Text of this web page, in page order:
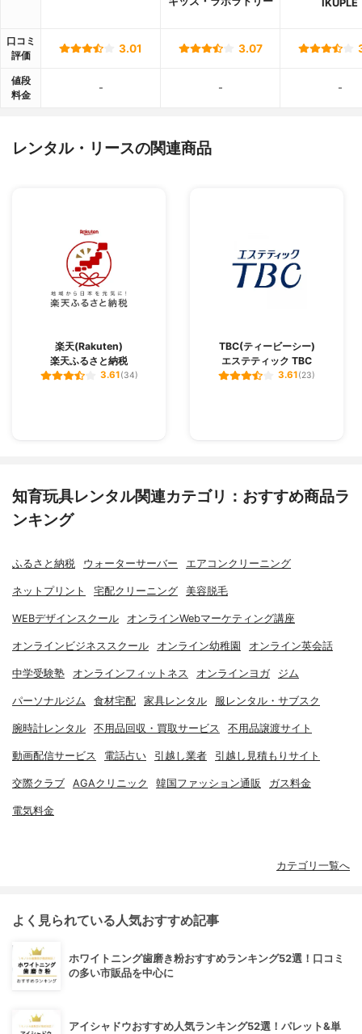
IKUPLE
口コミ
評価
3.01 3.07
値段
料金
- - -
レンタル・リースの関連商品
楽天(Rakuten)
楽天ふるさと納税
3.61(34)
TBC(ティービーシー)
エステティック TBC
3.61(23)
知育玩具レンタル関連カテゴリ：おすすめ商品ラ
ンキング
ふるさと納税 ウォーターサーバー エアコンクリーニング
ネットプリント 宅配クリーニング 美容脱毛
WEBデザインスクール オンラインWebマーケティング講座
オンラインビジネススクール オンライン幼稚園 オンライン英会話
中学受験塾 オンラインフィットネス オンラインヨガ ジム
パーソナルジム 食材宅配 家具レンタル 服レンタル・サブスク
腕時計レンタル 不用品回収・買取サービス 不用品譲渡サイト
動画配信サービス 電話占い 引越し業者 引越し見積もりサイト
交際クラブ AGAクリニック 韓国ファッション通販 ガス料金
電気料金
カテゴリ一覧へ
よく見られている人気おすすめ記事
ホワイトニング歯磨き粉おすすめランキング52選！口コミ
の多い市販品を中心に
アイシャドウおすすめ人気ランキング52選！パレット&単